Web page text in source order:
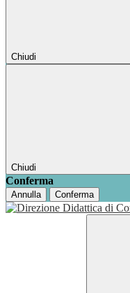
Chiudi
Chiudi
Conferma
Annulla Conferma